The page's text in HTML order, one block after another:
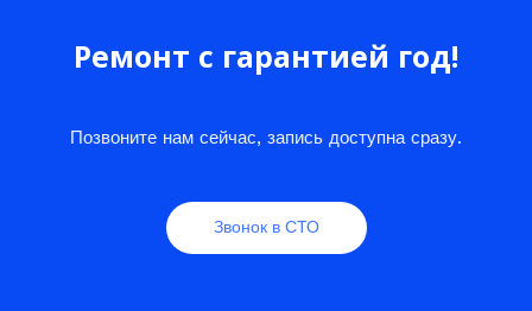
Ремонт с гарантией год!
Позвоните нам сейчас, запись доступна сразу.
Звонок в СТО